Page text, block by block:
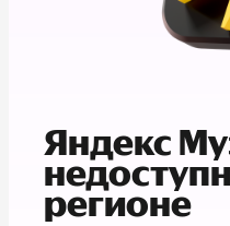
Яндекс
регионе